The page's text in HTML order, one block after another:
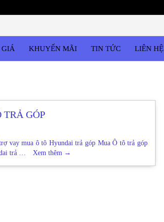
GIÁ KHUYẾN MÃI TIN TỨC LIÊN HỆ
GÓP
vay mua ô tô Hyundai trả góp Mua Ô tô trả góp
trả …
Xem thêm →